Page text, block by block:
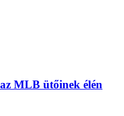
MLB ütőinek élén